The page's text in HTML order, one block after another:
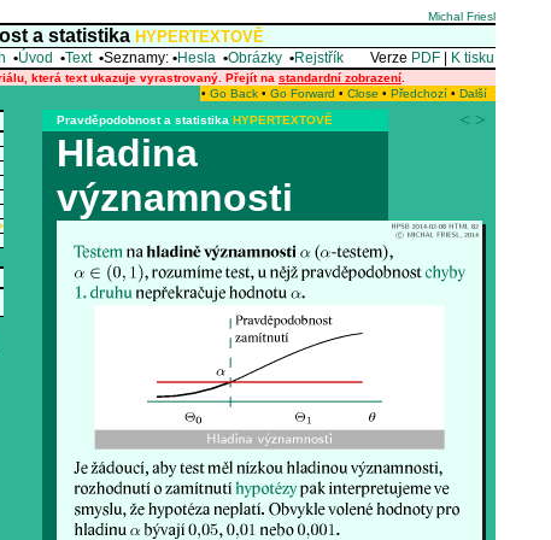
Michal Friesl
a statistika HYPERTEXTOVĚ
•Úvod •Text •Seznamy: •Hesla •Obrázky •Rejstřík Verze PDF K tisku
která text ukazuje vyrastrovaný. Přejít na standardní zobrazení
• Go Back • Go Forward • Close • Předchozí • Další
Pravděpodobnost a statistika HYPERTEXTOVĚ < >
Hladina
významnosti